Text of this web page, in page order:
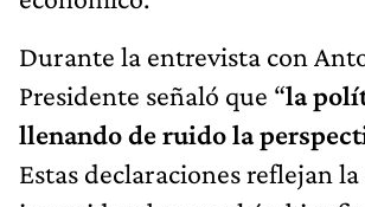
Durante la entrevista con
Presidente señaló que “la
llenando de ruido la
Estas declaraciones reflejan